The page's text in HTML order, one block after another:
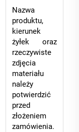
Nazwa
produktu,
kierunek
żyłek oraz
rzeczywiste
zdjęcia
materiału
należy
potwierdzić
przed
złożeniem
zamówienia.